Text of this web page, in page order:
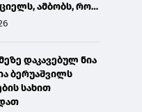
ამბობს, რომ
დაკავებულ ნია
ბერუაშვილს
სახით